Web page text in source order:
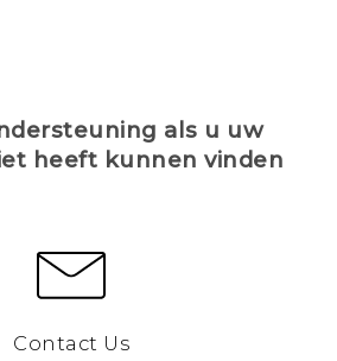
als u uw
heeft kunnen vinden
Contact Us